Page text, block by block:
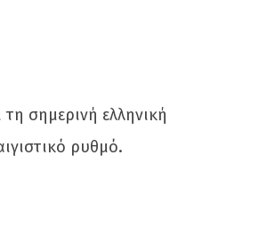
σημερινή ελληνική
ρυθμό.